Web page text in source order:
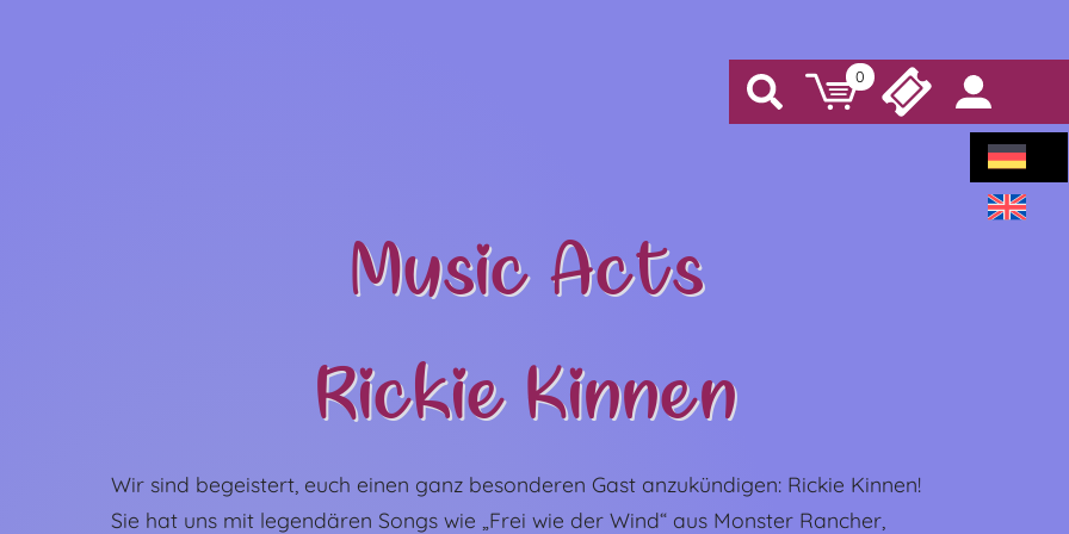
Music Acts
Rickie Kinnen
Wir sind begeistert, euch einen ganz besonderen Gast anzukündigen: Rickie Kinnen!
Sie hat uns mit legendären Songs wie „Frei wie der Wind“ aus Monster Rancher,
Search Warenkorb
0 Tickets